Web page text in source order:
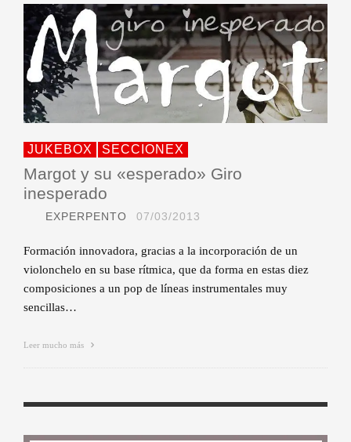
JUKEBOX SECCIONEX
Margot y su «esperado» Giro
inesperado
EXPERPENTO 07/03/2013
Formación innovadora, gracias a la incorporación de un
violonchelo en su base rítmica, que da forma en estas diez
composiciones a un pop de líneas instrumentales muy
sencillas…
Leer mucho más